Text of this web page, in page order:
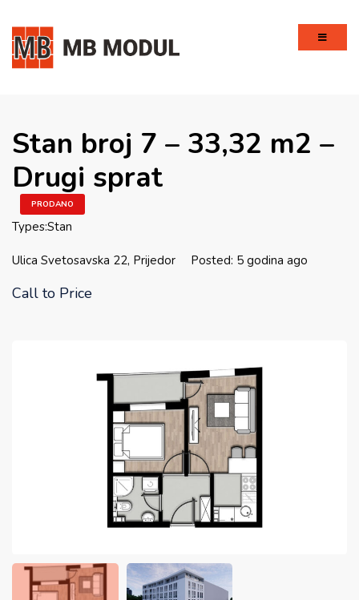
Stan broj 7 – 33,32 m2 –
Drugi sprat
PRODANO
Types:Stan
Ulica Svetosavska 22, Prijedor Posted: 5 godina ago
Call to Price